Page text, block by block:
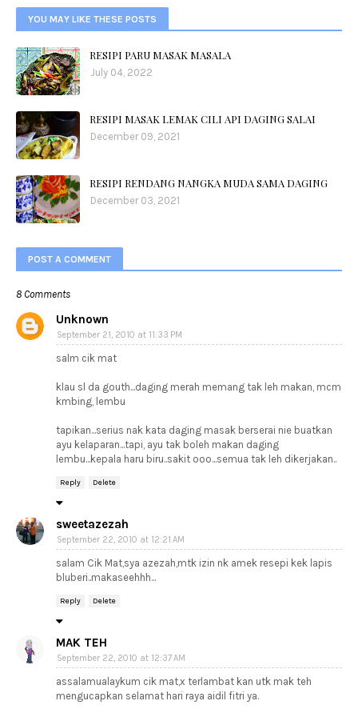
YOU MAY LIKE THESE POSTS
RESIPI PARU MASAK MASALA
July 04, 2022
RESIPI MASAK LEMAK CILI API DAGING SALAI
December 09, 2021
RESIPI RENDANG NANGKA MUDA SAMA DAGING
December 03, 2021
POST A COMMENT
8 Comments
Unknown
September 21, 2010 at 11:33 PM
salm cik mat
klau sl da gouth...daging merah memang tak leh makan, mcm
kmbing, lembu
tapikan...serius nak kata daging masak berserai nie buatkan
ayu kelaparan...tapi, ayu tak boleh makan daging
lembu...kepala haru biru..sakit ooo...semua tak leh dikerjakan..
Reply Delete
sweetazezah
September 22, 2010 at 12:21 AM
salam Cik Mat,sya azezah,mtk izin nk amek resepi kek lapis
bluberi..makaseehhh...
Reply Delete
MAK TEH
September 22, 2010 at 12:37 AM
assalamualaykum cik mat,x terlambat kan utk mak teh
mengucapkan selamat hari raya aidil fitri ya.